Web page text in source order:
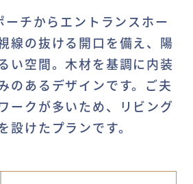
チからエントランスホー
線の抜ける開口を備え、陽
い空間。木材を基調に内装
のあるデザインです。ご夫
ークが多いため、リビング
設けたプランです。